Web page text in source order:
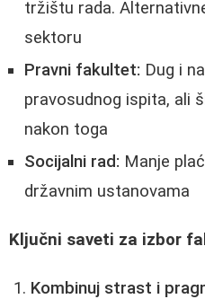
tržištu rada.
sektoru
Pravni fakultet: Dug i
pravosudnog ispita, ali
nakon toga
Socijalni rad: Manje
državnim ustanovama
Ključni saveti za izbor
Kombinuj strast i